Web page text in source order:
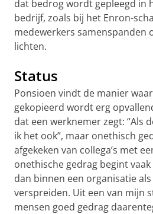
dat bedrog wordt gepleegd in
bedrijf, zoals bij het Enron-
medewerkers samenspanden
lichten.
Status
Ponsioen vindt de manier
gekopieerd wordt erg
dat een werknemer zegt: “Als
ik het ook”, maar onethisch
afgekeken van collega’s met
onethische gedrag begint
dan binnen een organisatie
verspreiden. Uit een van mijn
mensen goed gedrag